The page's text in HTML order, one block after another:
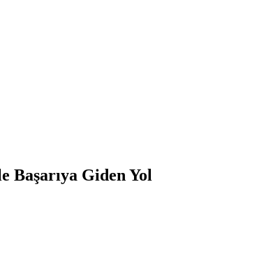
Giden Yol